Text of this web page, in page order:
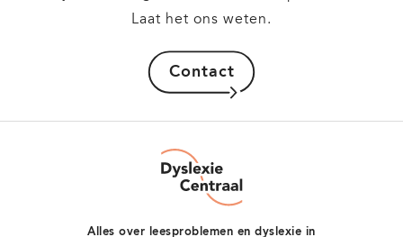
Laat het ons weten.
Contact
Centraal
Alles over leesproblemen en dyslexie in